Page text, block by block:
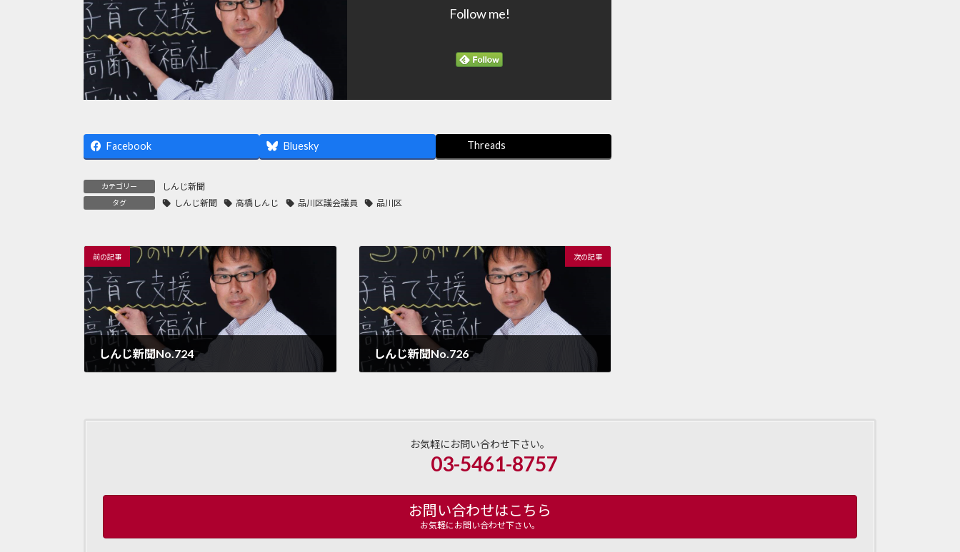
Follow me!
Facebook Bluesky Threads
カテゴリー しんじ新聞
タグ しんじ新聞 高橋しんじ 品川区議会議員 品川区
前の記事
しんじ新聞No.724
次の記事
しんじ新聞No.726
お気軽にお問い合わせ下さい。
03-5461-8757
お問い合わせはこちら
お気軽にお問い合わせ下さい。